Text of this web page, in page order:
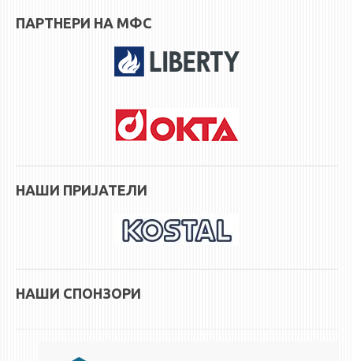
ПАРТНЕРИ НА МФС
НАШИ ПРИЈАТЕЛИ
НАШИ СПОНЗОРИ